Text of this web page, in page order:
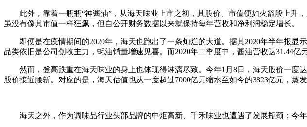
此外，靠着一瓶瓶“神酱油”，从海天味业上市之初，其股价、市值便如火箭般上升，
虽没有像其市值一样狂飙，但自公开财务数据以来就保持每年营收和净利润稳定增长。
即便是在疫情期间的2020年，海天也跑出了一条灿烂的大道。据其2020年半年报显示
品类依旧是公司创收主力，蚝油销量增速见喜。而2020年二季度中，酱油营收达31.44亿
然而，登高跌重在海天味业的身上也体现得淋漓尽致。今年1月8日，海天股价一度达
股价接近腰斩。对应的是，海天估值也从一度超过7000亿元缩水至如今的3823亿元，蒸发
海天之外，作为调味品行业头部品牌的中炬高新、千禾味业也遭遇了发展瓶颈：今年